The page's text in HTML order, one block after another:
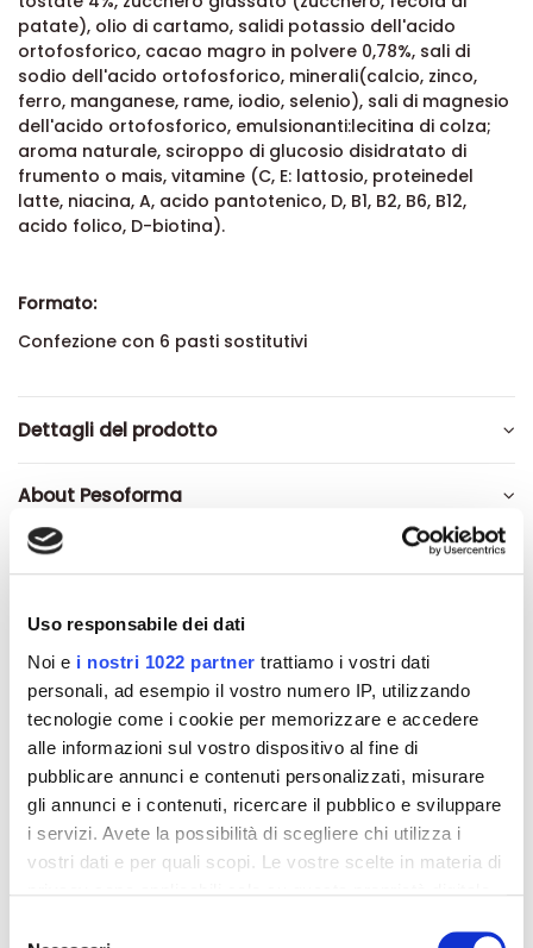
Uso responsabile dei dati
Noi e i nostri 1022 partner trattiamo i vostri dati
personali, ad esempio il vostro numero IP, utilizzando
tecnologie come i cookie per memorizzare e accedere
alle informazioni sul vostro dispositivo al fine di
pubblicare annunci e contenuti personalizzati, misurare
gli annunci e i contenuti, ricercare il pubblico e sviluppare
i servizi. Avete la possibilità di scegliere chi utilizza i
vostri dati e per quali scopi. Le vostre scelte in materia di
patate), olio di cartamo, salidi potassio dell'acido
ortofosforico, cacao magro in polvere 0,78%, sali di
sodio dell'acido ortofosforico, minerali(calcio, zinco,
ferro, manganese, rame, iodio, selenio), sali di magnesio
dell'acido ortofosforico, emulsionanti:lecitina di colza;
aroma naturale, sciroppo di glucosio disidratato di
frumento o mais, vitamine (C, E: lattosio, proteinedel
latte, niacina, A, acido pantotenico, D, B1, B2, B6, B12,
acido folico, D-biotina).
Formato:
Confezione con 6 pasti sostitutivi
Dettagli del prodotto
About Pesoforma
Recensioni
Altri prodotti che potrebbero
interessarti
-42% -42%